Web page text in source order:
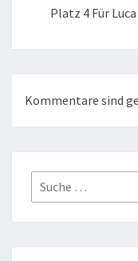
Platz 4 Für
Kommentare sind
Suche
nach: